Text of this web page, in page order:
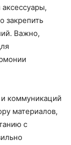
закрепить
Важно,
коммуникаций
материалов,
с